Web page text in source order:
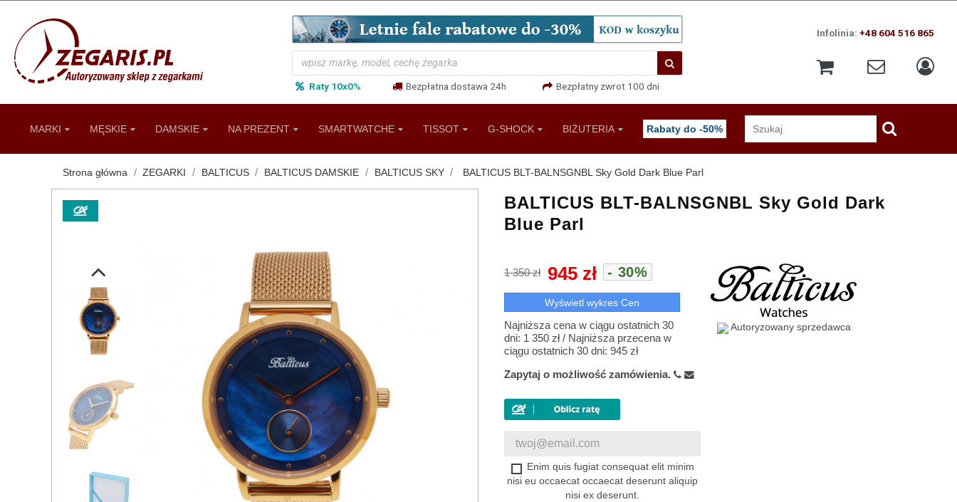
Raty 10x0% Bezpłatna dostawa 24h Bezpłatny zwrot 100 dni
Infolinia:+48 604 516 865
MARKI MĘSKIE DAMSKIE NA PREZENT SMARTWATCHE TISSOT G-SHOCK BIŻUTERIA Rabaty do -50%
Strona główna ZEGARKI BALTICUS BALTICUS DAMSKIE BALTICUS SKY BALTICUS BLT-BALNSGNBL Sky Gold Dark Blue Parl
BALTICUS BLT-BALNSGNBL Sky Gold Dark
Blue Parl
945 zł - 30%
1 350 zł
Wyświetl wykres Cen
Najniższa cena w ciągu ostatnich 30
dni: 1 350 zł/ Najniższa przecena w
ciągu ostatnich 30 dni: 945 zł
Autoryzowany sprzedawca
Zapytaj o możliwość zamówienia.
Enim quis fugiat consequat elit minim
nisi eu occaecat occaecat deserunt aliquip
nisi ex deserunt.